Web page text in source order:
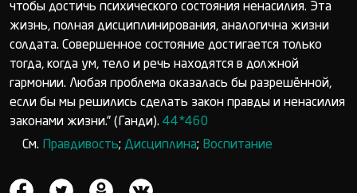
чтобы достичь психического состояния ненасилия. Эта
жизнь, полная дисциплинирования, аналогична жизни
солдата. Совершенное состояние достигается только
тогда, когда ум, тело и речь находятся в должной
гармонии. Любая проблема оказалась бы разрешённой,
если бы мы решились сделать закон правды и ненасилия
законами жизни.” (Ганди). 44*460
См.
Правдивость; Дисциплина; Воспитание